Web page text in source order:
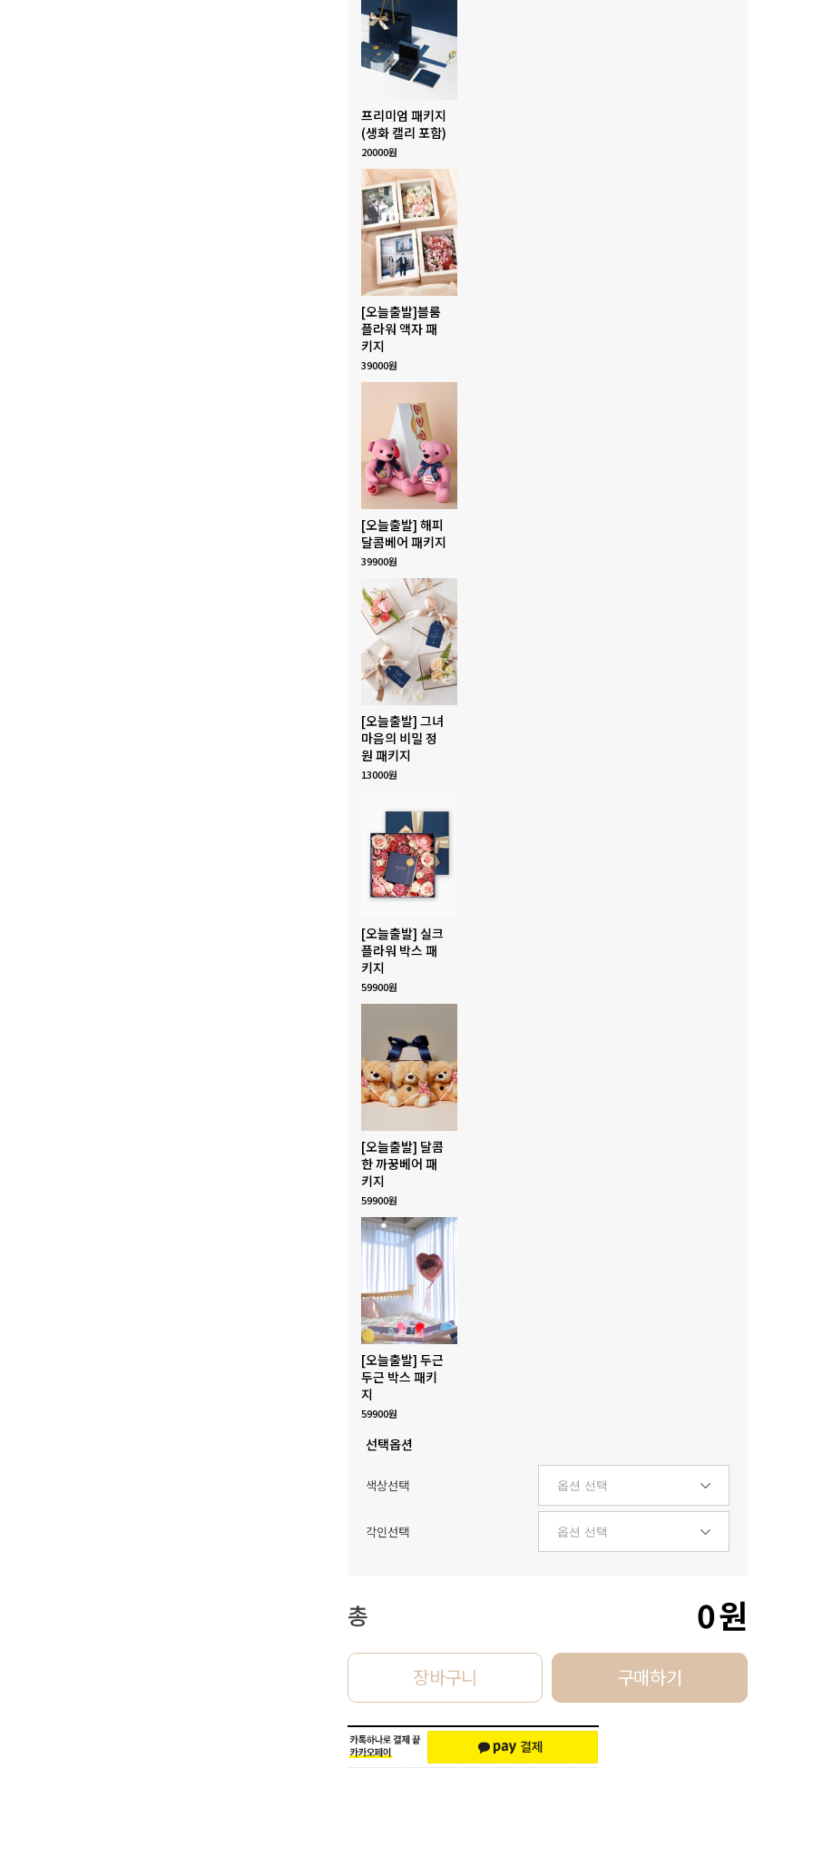
프리미엄 패키지
(생화 캘리 포함)
20000원
[오늘출발]블룸
플라워 액자 패
키지
39000원
[오늘출발] 해피
달콤베어 패키지
39900원
[오늘출발] 그녀
마음의 비밀 정
원 패키지
13000원
[오늘출발] 실크
플라워 박스 패
키지
59900원
[오늘출발] 달콤
한 까꿍베어 패
키지
59900원
[오늘출발] 두근
두근 박스 패키
지
59900원
선택옵션
색상선택
각인선택
총 0원
장바구니 구매하기